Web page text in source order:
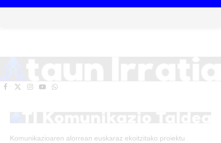
Facebook
X
Instagram
YouTubeWhatsApp
Komunikazioaren alorrean euskaraz ekoitzitako proiektu